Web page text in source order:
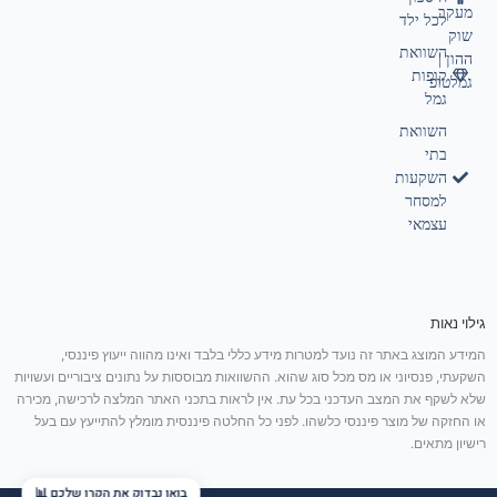
לכל ילד
השוואת
קופות
גמל
השוואת
בתי
השקעות
למסחר
עצמאי
מעקב
שוק
ההון |
גמלטופ
גילוי נאות
המידע המוצג באתר זה נועד למטרות מידע כללי בלבד ואינו מהווה ייעוץ פיננסי,
השקעתי, פנסיוני או מס מכל סוג שהוא. ההשוואות מבוססות על נתונים ציבוריים ועשויות
שלא לשקף את המצב העדכני בכל עת. אין לראות בתכני האתר המלצה לרכישה, מכירה
או החזקה של מוצר פיננסי כלשהו. לפני כל החלטה פיננסית מומלץ להתייעץ עם בעל
רישיון מתאים.
בואו נבדוק את הקרן שלכם 📊